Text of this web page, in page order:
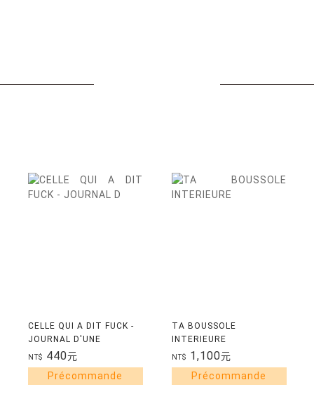
CELLE QUI A DIT FUCK -
JOURNAL D'UNE
IMPARFAITE QUI DECIDE
D'EN FINIR AVEC LES
PRISES DE TETE
NT$ 440元
TA BOUSSOLE
INTERIEURE
NT$ 1,100元